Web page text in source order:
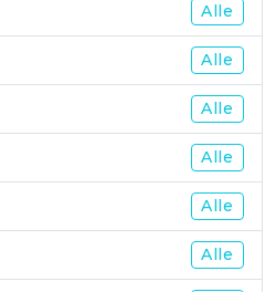
Alle
Alle
Alle
Alle
Alle
Alle